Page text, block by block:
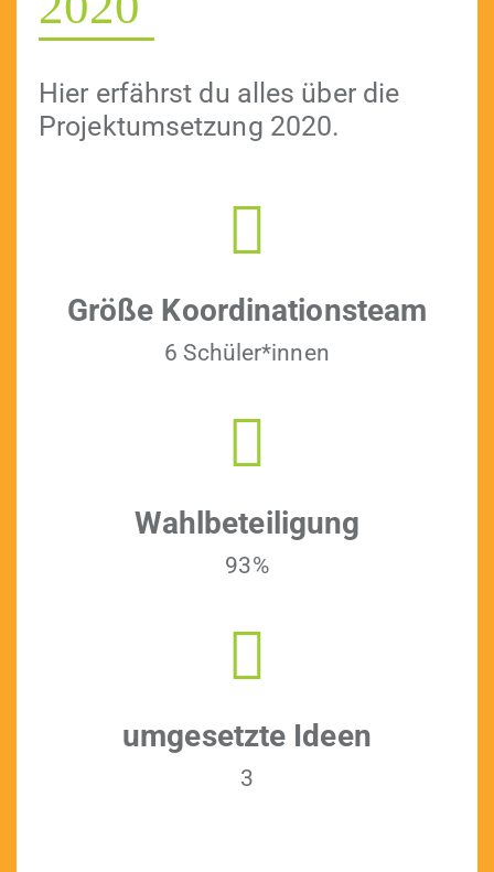
Hier erfährst du alles über die
Pro­jek­tum­set­zung 2020.
Größe Koor­di­na­tion­steam
6 Schüler*innen
Wahlbeteili­gung
93%
umge­set­zte Ideen
3